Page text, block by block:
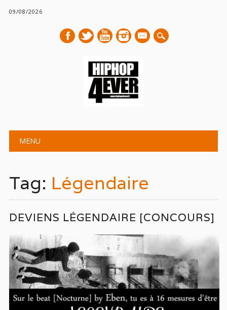
09/08/2026
mail
Main menu
MENU
Tag: Légendaire
DEVIENS LÉGENDAIRE [CONCOURS]